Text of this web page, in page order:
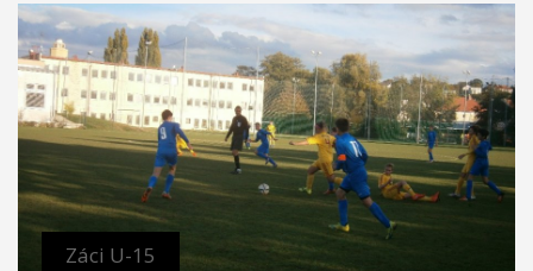
Záci U-15